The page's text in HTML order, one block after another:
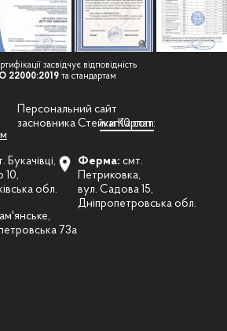
Букачівці,
10,
обл.
засвідчує відповідність
22000:2019 та стандартам
Персональний сайт
засновника Стейки Карпат:
ivan10.com
73а
Ферма: смт.
Петриковка,
вул. Садова 15,
Дніпропетровська обл.